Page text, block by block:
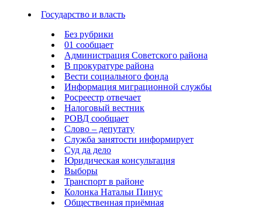
Государство и власть
Без рубрики
01 сообщает
Администрация Советского района
В прокуратуре района
Вести социального фонда
Информация миграционной службы
Росреестр отвечает
Налоговый вестник
РОВД сообщает
Слово – депутату
Служба занятости информирует
Суд да дело
Юридическая консультация
Выборы
Транспорт в районе
Колонка Натальи Пинус
Общественная приёмная